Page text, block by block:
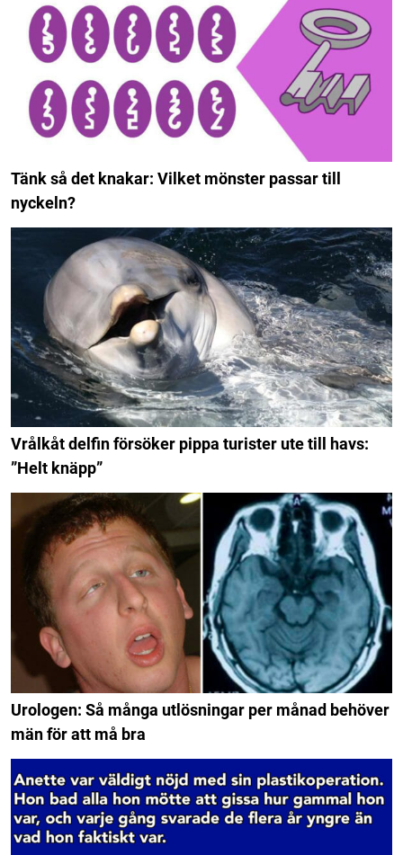
Tänk så det knakar: Vilket mönster passar till
nyckeln?
Vrålkåt delfin försöker pippa turister ute till havs:
”Helt knäpp”
Urologen: Så många utlösningar per månad behöver
män för att må bra